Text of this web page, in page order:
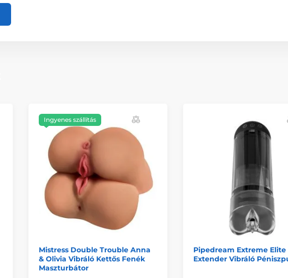
Ingyenes szállítás
Mistress Double Trouble Anna
& Olivia Vibráló Kettős Fenék
Maszturbátor
Pipedream Extreme Elite
Extender Vibráló